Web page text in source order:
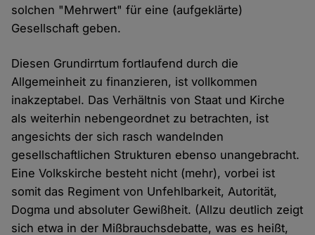
solchen "Mehrwert" für eine (aufgeklärte)
Gesellschaft geben.
Diesen Grundirrtum fortlaufend durch die
Allgemeinheit zu finanzieren, ist vollkommen
inakzeptabel. Das Verhältnis von Staat und Kirche
als weiterhin nebengeordnet zu betrachten, ist
angesichts der sich rasch wandelnden
gesellschaftlichen Strukturen ebenso unangebracht.
Eine Volkskirche besteht nicht (mehr), vorbei ist
somit das Regiment von Unfehlbarkeit, Autorität,
Dogma und absoluter Gewißheit. (Allzu deutlich zeigt
sich etwa in der Mißbrauchsdebatte, was es heißt,